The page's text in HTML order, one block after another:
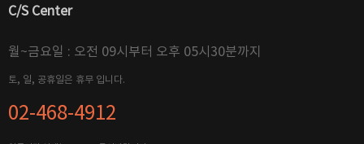
C/S Center
월~금요일 : 오전 09시부터 오후 05시30분까지
토, 일, 공휴일은 휴무 입니다.
02-468-4912